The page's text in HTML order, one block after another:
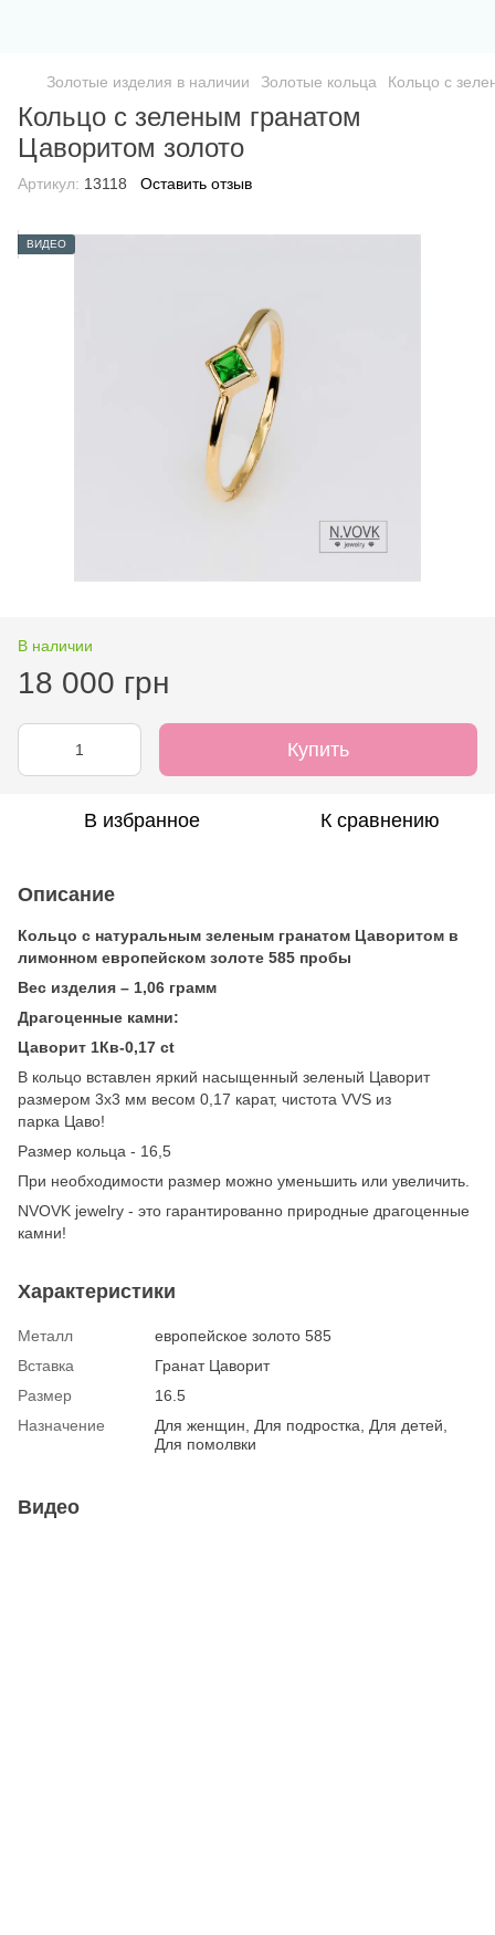
Золотые изделия в наличии Золотые кольца Кольцо с
Кольцо с зеленым гранатом
Цаворитом золото
Артикул: 13118 Оставить отзыв
ВИДЕО
В наличии
18 000 грн
Купить
В избранное К сравнению
Описание
Кольцо с натуральным зеленым гранатом Цаворитом в
лимонном европейском золоте 585 пробы
Вес изделия – 1,06 грамм
Драгоценные камни:
Цаворит 1Кв-0,17 ct
В кольцо вставлен яркий насыщенный зеленый Цаворит
размером 3х3 мм весом 0,17 карат, чистота VVS из
парка Цаво!
Размер кольца - 16,5
При необходимости размер можно уменьшить или увеличить.
NVOVK jewelry - это гарантированно природные драгоценные
камни!
Характеристики
Металл
европейское золото 585
Вставка
Гранат Цаворит
Размер
16.5
Назначение
Для женщин, Для подростка, Для детей,
Для помолвки
Видео